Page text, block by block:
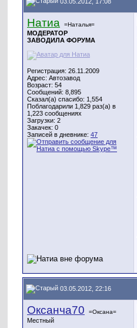
Натиа =Наталья=
МОДЕРАТОР
ЗАВОДИЛА ФОРУМА
Регистрация: 26.11.2009
Адрес: Автозавод
Возраст: 54
Сообщений: 8,895
Сказал(а) спасибо: 1,554
Поблагодарили 1,829 раз(а) в
1,223 сообщениях
Загрузки: 2
Закачек: 0
Записей в дневнике: 47
03.05.2012, 22:16
Оксанча70 =Оксана=
Местный